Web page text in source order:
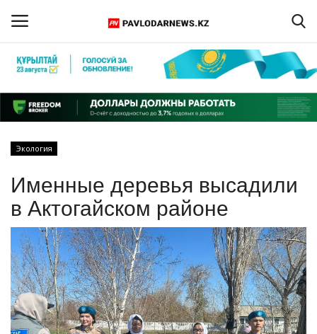
Регистрация
Главная
ПАВЛОДАРСКАЯ ОБЛАСТЬ
КАЗАХСТАН
МИР
СПЕЦПРОЕКТЫ
Экология
Именные деревья высадили
в Актогайском районе